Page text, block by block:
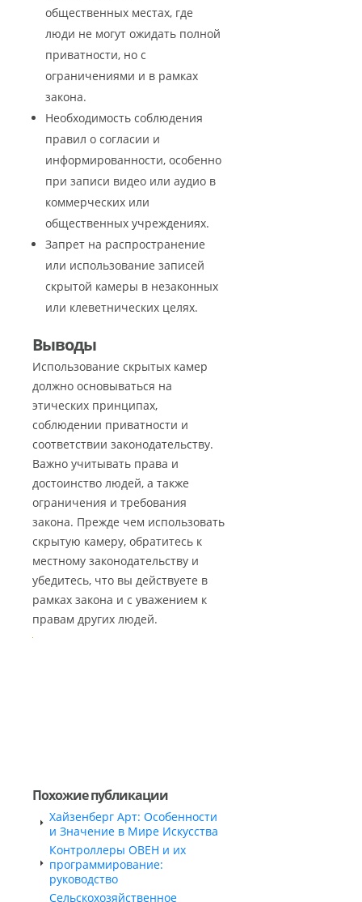
общественных местах, где
люди не могут ожидать полной
приватности, но с
ограничениями и в рамках
закона.
Необходимость соблюдения
правил о согласии и
информированности, особенно
при записи видео или аудио в
коммерческих или
общественных учреждениях.
Запрет на распространение
или использование записей
скрытой камеры в незаконных
или клеветнических целях.
Выводы
Использование скрытых камер
должно основываться на
этических принципах,
соблюдении приватности и
соответствии законодательству.
Важно учитывать права и
достоинство людей, а также
ограничения и требования
закона. Прежде чем использовать
скрытую камеру, обратитесь к
местному законодательству и
убедитесь, что вы действуете в
рамках закона и с уважением к
правам других людей.
Похожие публикации
Хайзенберг Арт: Особенности
и Значение в Мире Искусства
Контроллеры ОВЕН и их
программирование:
руководство
Сельскохозяйственное